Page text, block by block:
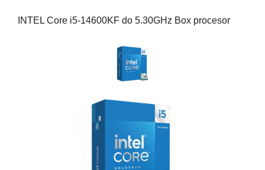
tabletINTEL Core i5-14600KF do 5.30GHz Box procesor